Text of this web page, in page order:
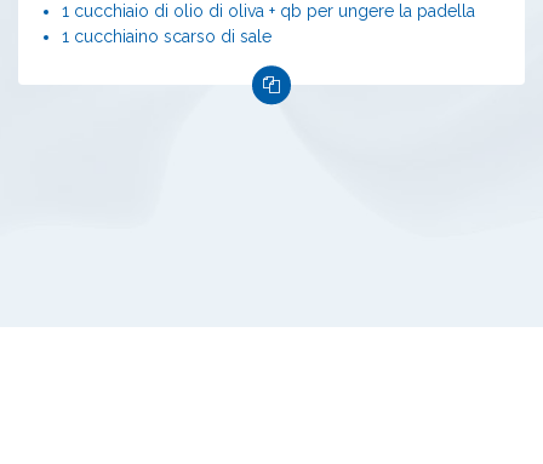
1 cucchiaio di olio di oliva + qb per ungere la padella
1 cucchiaino scarso di sale